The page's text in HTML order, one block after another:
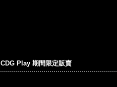
CDG Play 期間限定販賣